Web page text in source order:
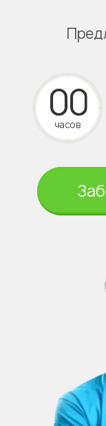
часов